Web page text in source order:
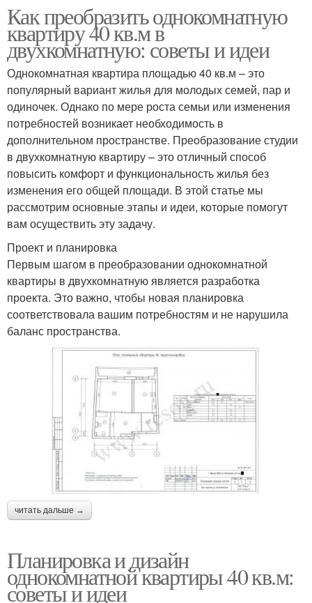
Как преобразить однокомнатную
квартиру 40 кв.м в
двухкомнатную: советы и идеи
Однокомнатная квартира площадью 40 кв.м – это
популярный вариант жилья для молодых семей, пар и
одиночек. Однако по мере роста семьи или изменения
потребностей возникает необходимость в
дополнительном пространстве. Преобразование студии
в двухкомнатную квартиру – это отличный способ
повысить комфорт и функциональность жилья без
изменения его общей площади. В этой статье мы
рассмотрим основные этапы и идеи, которые помогут
вам осуществить эту задачу.
Проект и планировка
Первым шагом в преобразовании однокомнатной
квартиры в двухкомнатную является разработка
проекта. Это важно, чтобы новая планировка
соответствовала вашим потребностям и не нарушила
баланс пространства.
читать дальше →
Планировка и дизайн
однокомнатной квартиры 40 кв.м:
советы и идеи